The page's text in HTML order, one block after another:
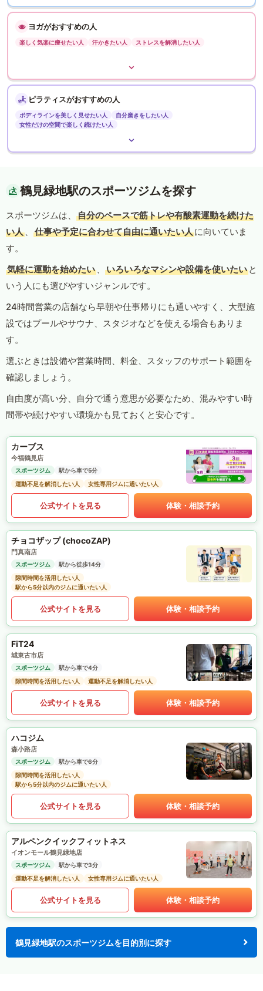
ヨガがおすすめの人
楽しく気楽に痩せたい人 汗かきたい人 ストレスを解消したい人
ピラティスがおすすめの人
ボディラインを美しく見せたい人
自分磨きをしたい人
女性だけの空間で楽しく続けたい人
鶴見緑地駅のスポーツジムを探す
スポーツジムは、
自分のペースで筋トレや有酸素運動を続けた
い人 、 仕事や予定に合わせて自由に通いたい人に向いていま
す。
気軽に運動を始めたい 、 いろいろなマシンや設備を使いたい と
いう人にも選びやすいジャンルです。
24時間営業の店舗なら早朝や仕事帰りにも通いやすく、大型施
設ではプールやサウナ、スタジオなどを使える場合もありま
す。
選ぶときは設備や営業時間、料金、スタッフのサポート範囲を
確認しましょう。
自由度が高い分、自分で通う意思が必要なため、混みやすい時
間帯や続けやすい環境かも見ておくと安心です。
カーブス
今福鶴見店
スポーツジム
駅から車で5分
運動不足を解消したい人
女性専用ジムに通いたい人
公式サイトを見る 体験・相談予約
チョコザップ (chocoZAP)
門真南店
スポーツジム
駅から徒歩14分
隙間時間を活用したい人
駅から5分以内のジムに通いたい人
公式サイトを見る 体験・相談予約
FiT24
城東古市店
スポーツジム
駅から車で4分
隙間時間を活用したい人
運動不足を解消したい人
公式サイトを見る 体験・相談予約
ハコジム
森小路店
スポーツジム
駅から車で6分
隙間時間を活用したい人
駅から5分以内のジムに通いたい人
公式サイトを見る 体験・相談予約
アルペンクイックフィットネス
イオンモール鶴見緑地店
スポーツジム
駅から車で3分
運動不足を解消したい人
女性専用ジムに通いたい人
公式サイトを見る 体験・相談予約
鶴見緑地駅のスポーツジムを目的別に探す